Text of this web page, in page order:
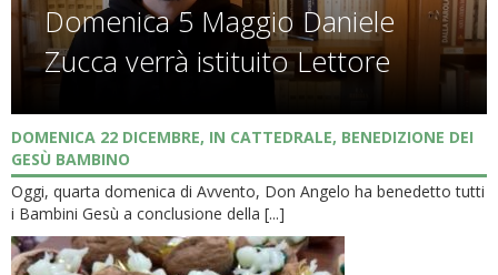
Domenica 5 Maggio Daniele
Zucca verrà istituito Lettore
DOMENICA 22 DICEMBRE, IN CATTEDRALE, BENEDIZIONE DEI
GESÙ BAMBINO
Oggi, quarta domenica di Avvento, Don Angelo ha benedetto tutti
i Bambini Gesù a conclusione della [...]